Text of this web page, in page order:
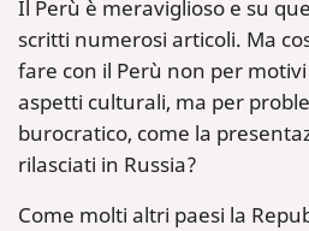
Il Perù è meraviglioso e su
scritti numerosi articoli. Ma
fare con il Perù non per
aspetti culturali, ma per
burocratico, come la
rilasciati in Russia?
Come molti altri paesi la